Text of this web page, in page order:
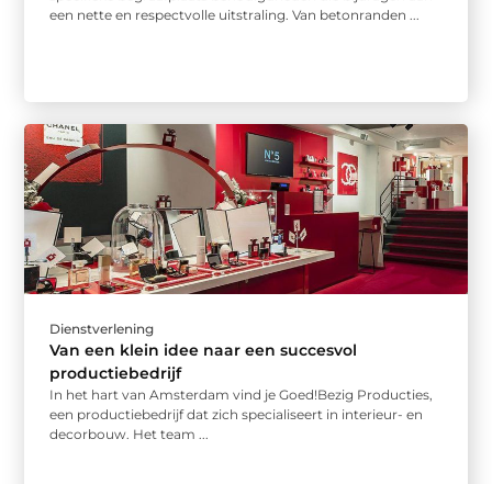
een nette en respectvolle uitstraling. Van betonranden ...
Dienstverlening
Van een klein idee naar een succesvol
productiebedrijf
In het hart van Amsterdam vind je Goed!Bezig Producties,
een productiebedrijf dat zich specialiseert in interieur- en
decorbouw. Het team ...